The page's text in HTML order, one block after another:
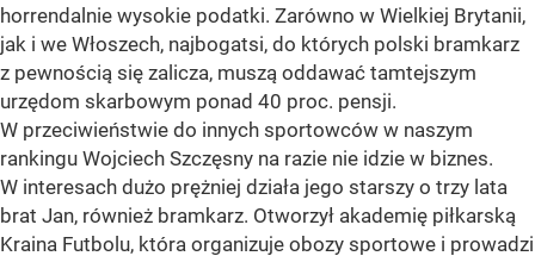
horrendalnie wysokie podatki. Zarówno w Wielkiej Brytanii,
jak i we Włoszech, najbogatsi, do których polski bramkarz
z pewnością się zalicza, muszą oddawać tamtejszym
urzędom skarbowym ponad 40 proc. pensji.
W przeciwieństwie do innych sportowców w naszym
rankingu Wojciech Szczęsny na razie nie idzie w biznes.
W interesach dużo prężniej działa jego starszy o trzy lata
brat Jan, również bramkarz. Otworzył akademię piłkarską
Kraina Futbolu, która organizuje obozy sportowe i prowadzi